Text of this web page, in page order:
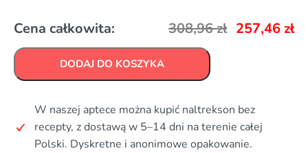
Cena całkowita: 308,96zł 257,46 zł
DODAJ DO KOSZYKA
W naszej aptece można kupić naltrekson bez
recepty, z dostawą w 5–14 dni na terenie całej
Polski. Dyskretne i anonimowe opakowanie.